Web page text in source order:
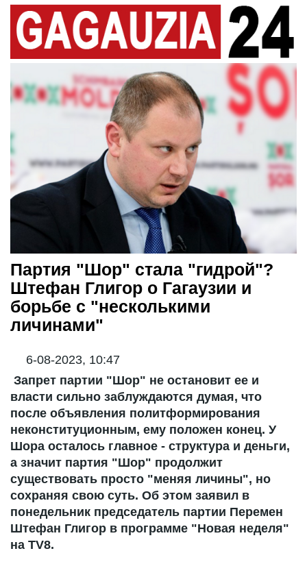
Партия "Шор" стала "гидрой"?
Штефан Глигор о Гагаузии и
борьбе с "несколькими
личинами"
6-08-2023, 10:47
Запрет партии "Шор" не остановит ее и
власти сильно заблуждаются думая, что
после объявления политформирования
неконституционным, ему положен конец. У
Шора осталось главное - структура и деньги,
а значит партия "Шор" продолжит
существовать просто "меняя личины", но
сохраняя свою суть. Об этом заявил в
понедельник председатель партии Перемен
Штефан Глигор в программе "Новая неделя"
на TV8.